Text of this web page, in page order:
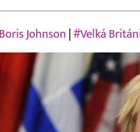
Johnson #Velká